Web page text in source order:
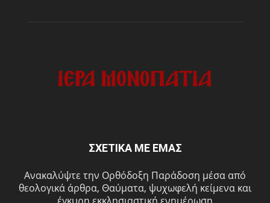
ΣΧΕΤΙΚΑ ΜΕ ΕΜΑΣ
Ανακαλύψτε την Ορθόδοξη Παράδοση μέσα από
θεολογικά άρθρα, Θαύματα, ψυχωφελή κείμενα και